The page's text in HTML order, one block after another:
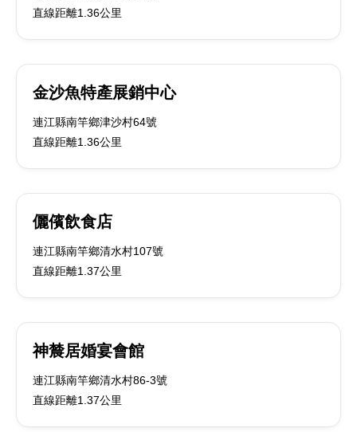
直線距離1.36公里
金沙魚特產展銷中心
連江縣南竿鄉津沙村64號
直線距離1.36公里
儷儐飲食店
連江縣南竿鄉清水村107號
直線距離1.37公里
神辳居婚宴會館
連江縣南竿鄉清水村86-3號
直線距離1.37公里